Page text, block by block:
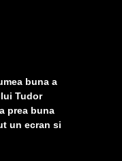
buna a
Tudor
prea buna
un ecran si